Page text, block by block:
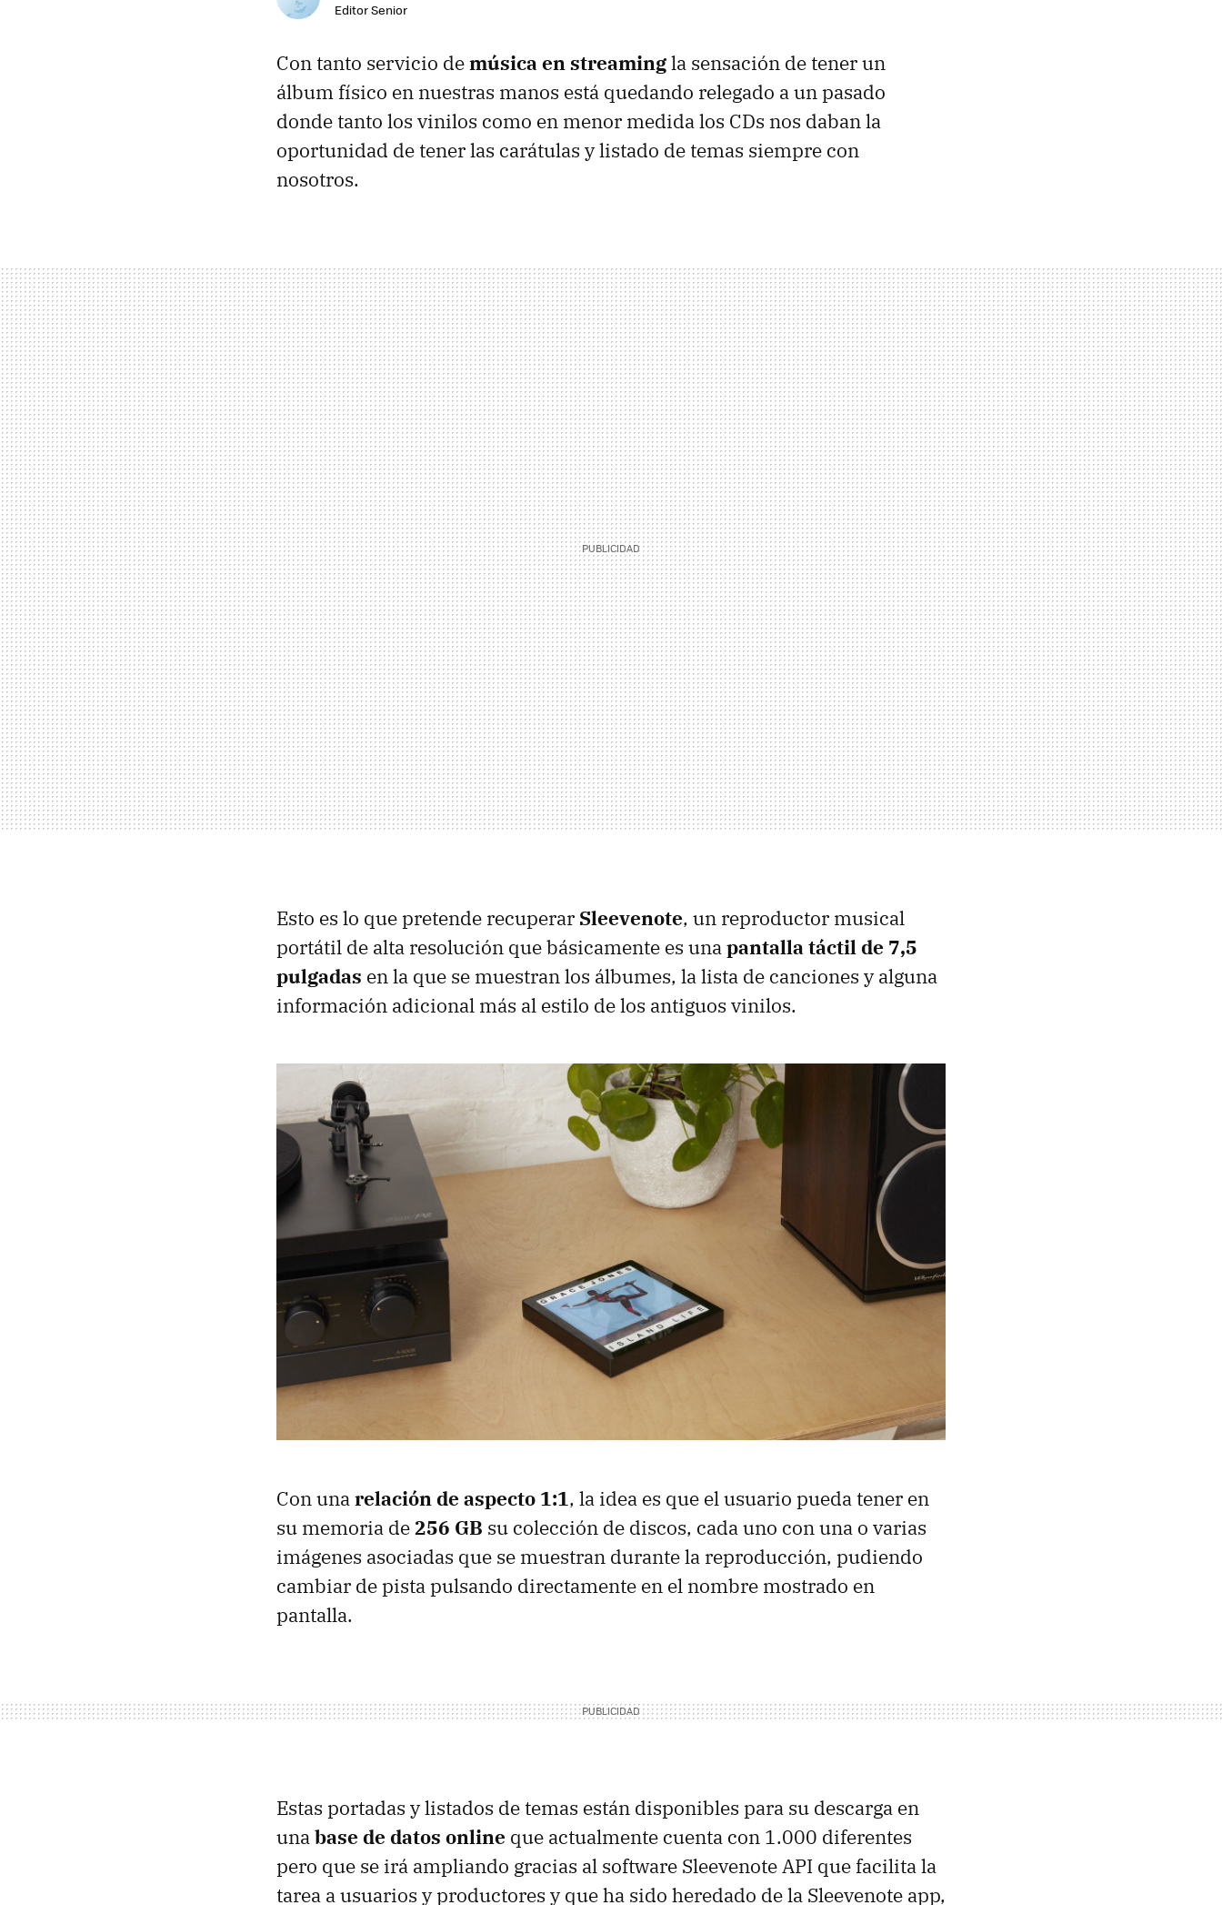
Editor Senior
Con tanto servicio demúsica en streamingla sensación de tener un
álbum físico en nuestras manos está quedando relegado a un pasado
donde tanto los vinilos como en menor medida los CDs nos daban la
oportunidad de tener las carátulas y listado de temas siempre con
nosotros.
Esto es lo que pretende recuperar Sleevenote, un reproductor musical
portátil de alta resolución que básicamente es unapantalla táctil de 7,5
pulgadas en la que se muestran los álbumes, la lista de canciones y alguna
información adicional más al estilo de los antiguos vinilos.
Con unarelación de aspecto 1:1, la idea es que el usuario pueda tener en
su memoria de256 GB su colección de discos, cada uno con una o varias
imágenes asociadas que se muestran durante la reproducción, pudiendo
cambiar de pista pulsando directamente en el nombre mostrado en
pantalla.
Estas portadas y listados de temas están disponibles para su descarga en
unabase de datos online que actualmente cuenta con 1.000 diferentes
pero que se irá ampliando gracias al software Sleevenote API que facilita la
tarea a usuarios y productores y que ha sido heredado de la Sleevenote app,